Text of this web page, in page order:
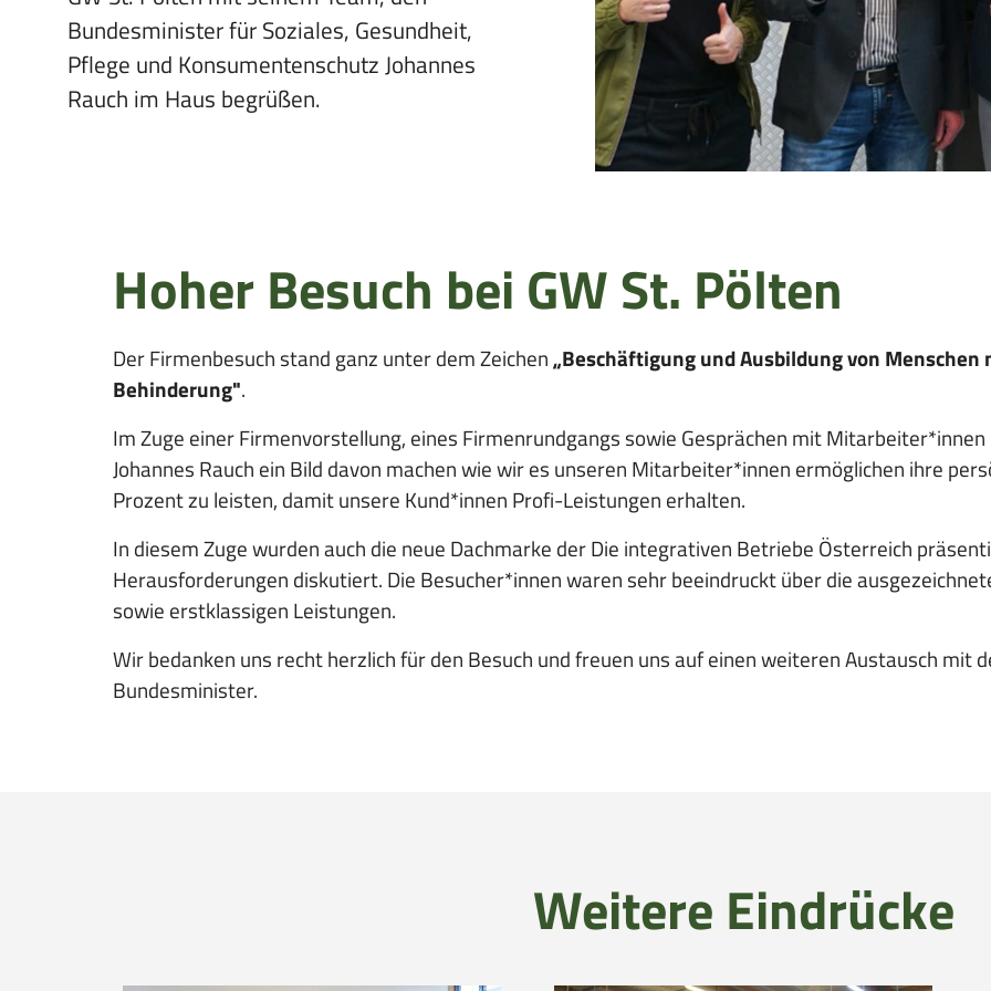
Bundesminister für Soziales, Gesundheit,
Pflege und Konsumentenschutz Johannes
Rauch im Haus begrüßen.
Hoher Besuch bei GW St. Pölten
Der Firmenbesuch stand ganz unter dem Zeichen„Beschäftigung und Ausbildung von Menschen
Behinderung".
Im Zuge einer Firmenvorstellung, eines Firmenrundgangs sowie Gesprächen mit
Johannes Rauch ein Bild davon machen wie wir es unseren Mitarbeiter*innen ermöglichen ihre
Prozent zu leisten, damit unsere Kund*innen Profi-Leistungen erhalten.
In diesem Zuge wurden auch die neue Dachmarke der Die integrativen Betriebe Österreich
Herausforderungen diskutiert. Die Besucher*innen waren sehr beeindruckt über die
sowie erstklassigen Leistungen.
Wir bedanken uns recht herzlich für den Besuch und freuen uns auf einen weiteren Austausch mit
Bundesminister.
Weitere Eindrücke